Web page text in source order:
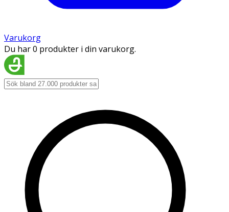
Varukorg
Du har 0 produkter i din varukorg.